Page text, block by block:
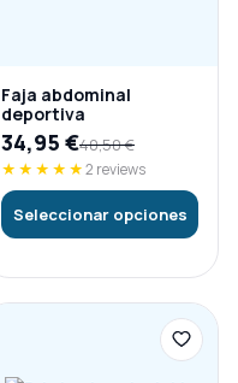
Faja abdominal
deportiva
34,95 €40,50€
★★★★★2 reviews
Seleccionar opciones